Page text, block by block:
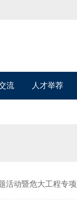
流 人才举荐
活动暨危大工程专